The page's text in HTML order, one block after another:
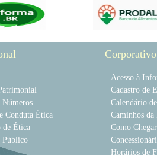
Números
Conduta Ética
de Ética
Público
Corporativo
Acesso à
Cadastro de
Calendário
Caminhos da
Como Chegar
Horários de